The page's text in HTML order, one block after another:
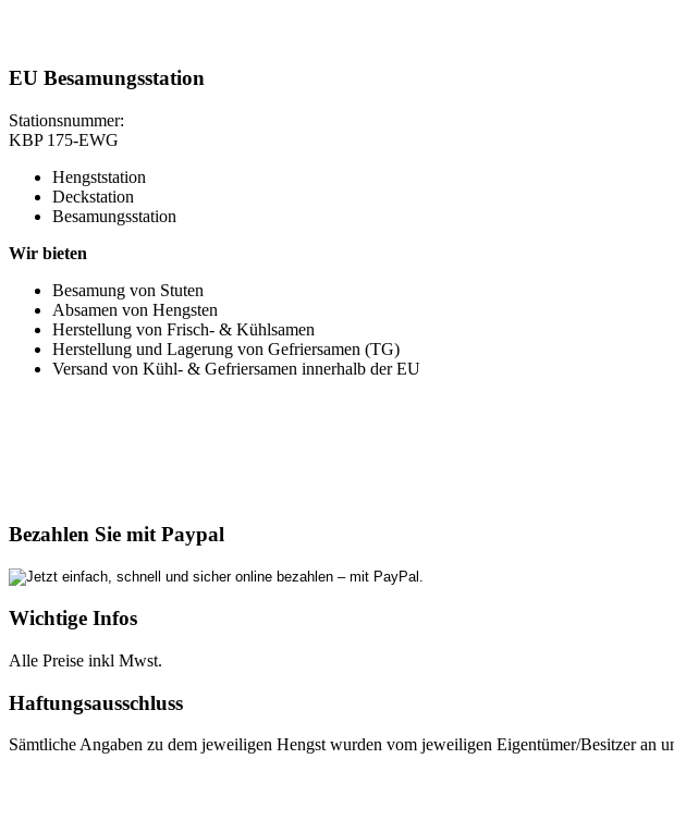
EU Besamungsstation
Stationsnummer:
KBP 175-EWG
Hengststation
Deckstation
Besamungsstation
Wir bieten
Besamung von Stuten
Absamen von Hengsten
Herstellung von Frisch- & Kühlsamen
Herstellung und Lagerung von Gefriersamen (TG)
Versand von Kühl- & Gefriersamen innerhalb der EU
Bezahlen Sie mit Paypal
Wichtige Infos
Alle Preise inkl Mwst.
Haftungsausschluss
Sämtliche Angaben zu dem jeweiligen Hengst wurden vom jeweiligen Eigentümer/Besitzer an